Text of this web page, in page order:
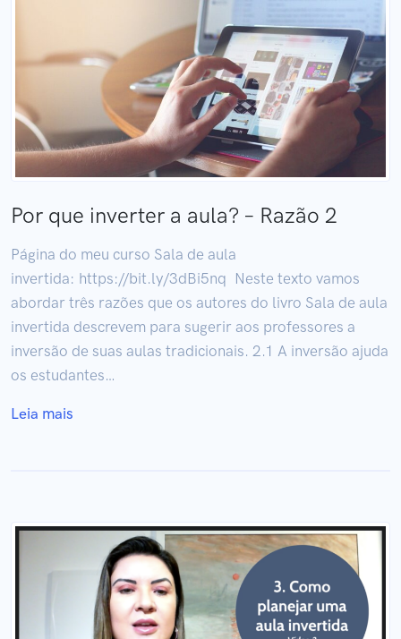
Por que inverter a aula? – Razão 2
Página do meu curso Sala de aula
invertida: https://bit.ly/3dBi5nq Neste texto vamos
abordar três razões que os autores do livro Sala de aula
invertida descrevem para sugerir aos professores a
inversão de suas aulas tradicionais. 2.1 A inversão ajuda
os estudantes…
Leia mais